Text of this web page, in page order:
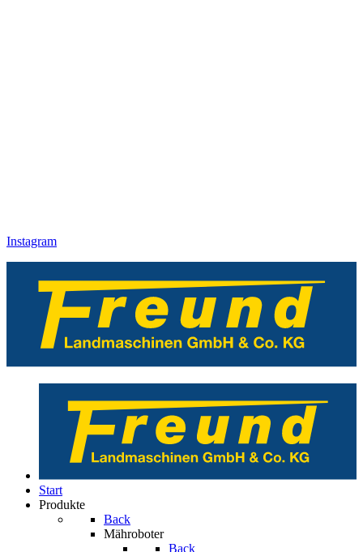
Instagram
Start
Produkte
Back
Mähroboter
Back